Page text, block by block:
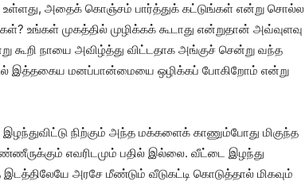
உள்ளது, அதைக் கொஞ்சம் பார்த்துக் கட்டுங்கள் என்று சொல்ல
உங்கள் முகத்தில் முழிக்கக் கூடாது என்றுதான் அவ்வுளவு
கூறி நாயை அவிழ்த்து விட்டதாக அங்குச் சென்று வந்த
இத்தகைய மனப்பான்மையை ஒழிக்கப் போகிறோம் என்று
நிற்கும் அந்த மக்களைக் காணும்போது மிகுந்த
எவரிடமும் பதில் இல்லை. வீட்டை இழந்து
அரசே மீண்டும் வீடுகட்டி கொடுத்தால் மிகவும்